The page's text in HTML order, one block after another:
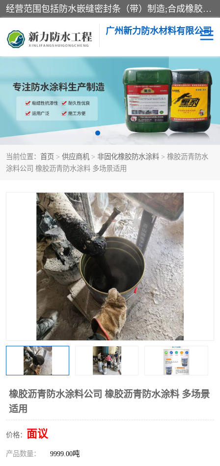
经营范围包括防水嵌缝密封条（带）制造;合成橡胶制造（监控化学品、危险化学品除外）;沥青混合物制造;防水胶粘带制造;其他合成材料制造（监控化学品、危险化学品除外）;涂料制造（监控化学品、危险化学品除外）;建筑结构防水补漏;防水建筑材料制造;粘合剂制造（监控化学品、危险化学品除外）;涂料零售;广州新力防水材料有限公司具有1处分支机构。
广州新力防水材料有限公司
当前位置： 首页 > 供应商机 > 非固化橡胶防水涂料 > 橡胶沥青防水
涂料公司 橡胶沥青防水涂料 多场景适用
橡胶沥青防水涂料公司 橡胶沥青防水涂料 多场景
适用
价格： 面议
产品数量： 9999.00吨
黑豹防水胶 建筑108胶水
乳化沥青防水涂料 自粘卷材
非固化橡胶防水涂料